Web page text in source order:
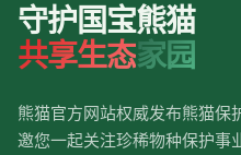
守护国宝熊猫
共享生态家园
熊猫官方网站权威发布熊猫保
邀您一起关注珍稀物种保护事